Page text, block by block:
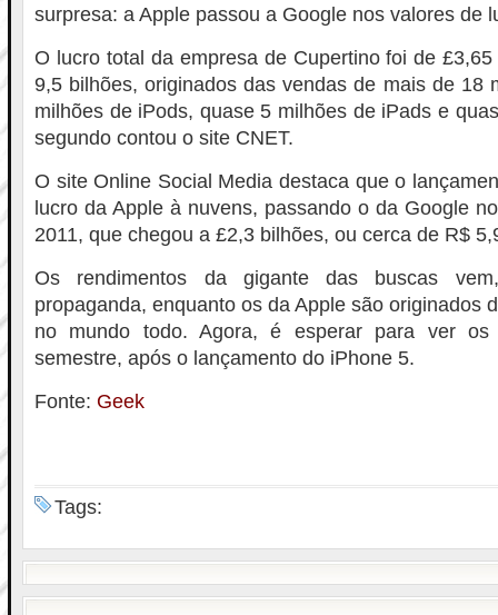
surpresa: a Apple passou a Google nos valores de
O lucro total da empresa de Cupertino foi de
9,5 bilhões, originados das vendas de mais de 18
milhões de iPods, quase 5 milhões de iPads e
segundo contou o site CNET.
O site Online Social Media destaca que o
lucro da Apple à nuvens, passando o da Google
2011, que chegou a £2,3 bilhões, ou cerca de R$
Os rendimentos da gigante das buscas
propaganda, enquanto os da Apple são originados
no mundo todo. Agora, é esperar para ver os
semestre, após o lançamento do iPhone 5.
Fonte: Geek
Tags: